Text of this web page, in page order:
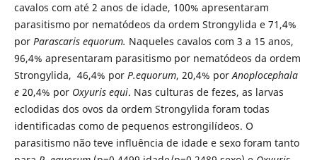
cavalos com até 2 anos de idade, 100% apresentaram
parasitismo por nematódeos da ordem Strongylida e 71,4%
por Parascaris equorum. Naqueles cavalos com 3 a 15 anos,
96,4% apresentaram parasitismo por nematódeos da ordem
Strongylida, 46,4% porP.equorum, 20,4% porAnoplocephala
e 20,4% por Oxyuris equi. Nas culturas de fezes, as larvas
eclodidas dos ovos da ordem Strongylida foram todas
identificadas como de pequenos estrongilídeos. O
parasitismo não teve influência de idade e sexo foram tanto